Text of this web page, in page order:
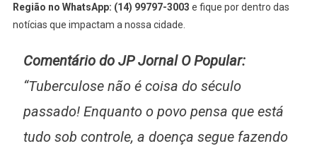
Região no WhatsApp: (14) 99797-3003 e fique por dentro das
notícias que impactam a nossa cidade.
Comentário do JP Jornal O Popular:
“Tuberculose não é coisa do século
passado! Enquanto o povo pensa que está
tudo sob controle, a doença segue fazendo